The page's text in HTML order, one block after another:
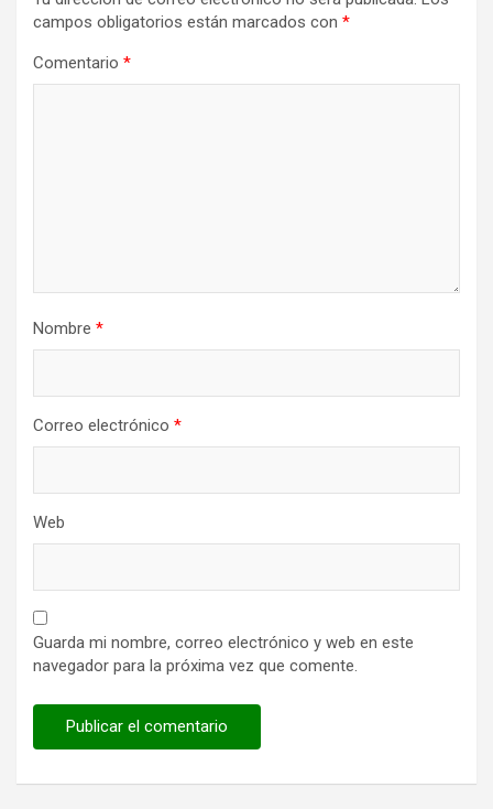
campos obligatorios están marcados con *
Comentario *
Nombre *
Correo electrónico *
Web
Guarda mi nombre, correo electrónico y web en este
navegador para la próxima vez que comente.